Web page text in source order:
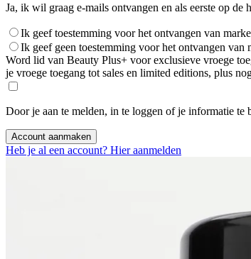
Ja, ik wil graag e-mails ontvangen en als eerste op
Ik geef toestemming voor het ontvangen van
Ik geef geen toestemming voor het ontvangen van
Word lid van Beauty Plus+ voor exclusieve vroege
je vroege toegang tot sales en limited editions, plus
Door je aan te melden, in te loggen of je informatie te
Account aanmaken
Heb je al een account? Hier aanmelden